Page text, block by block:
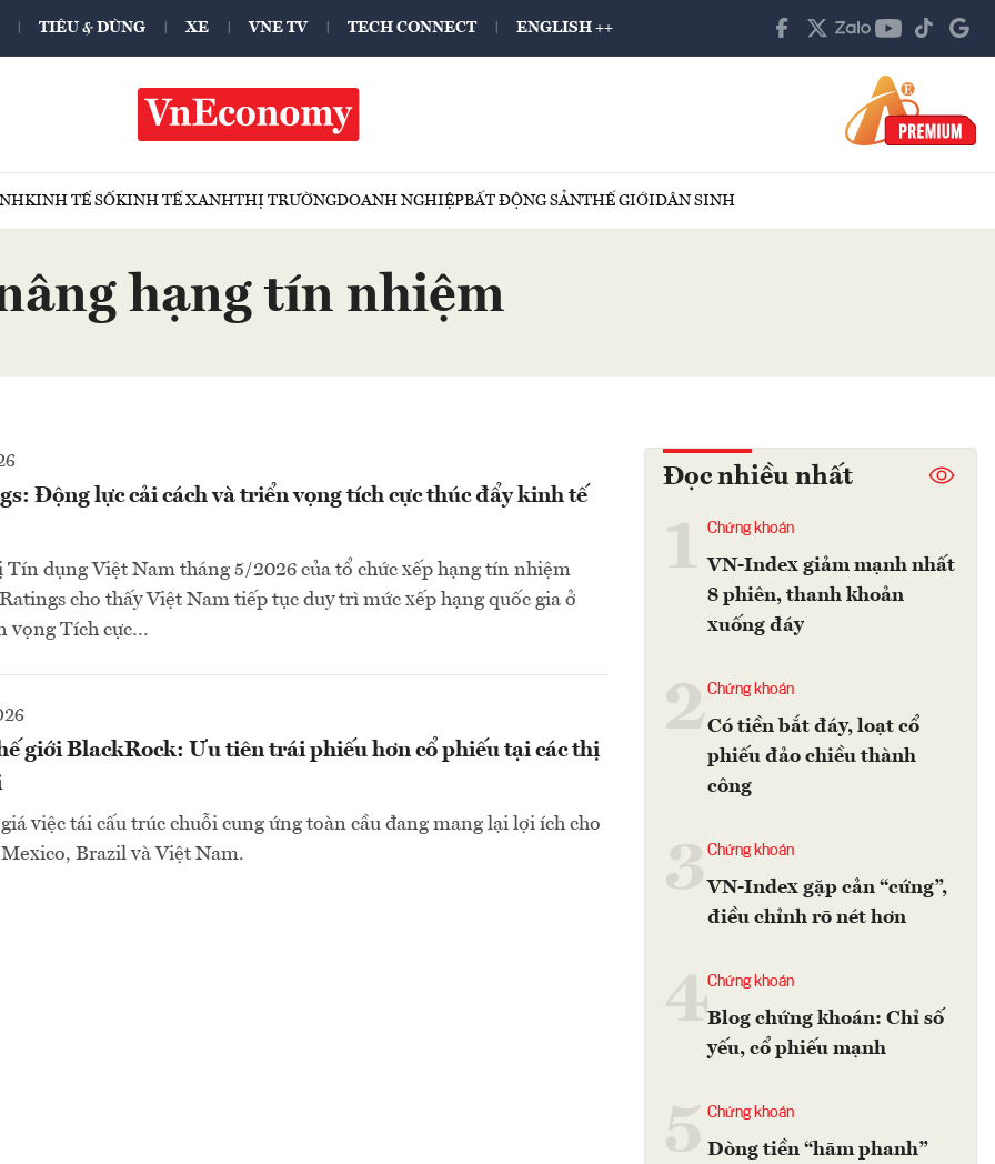
TIÊU & DÙNG XE VNE TV TECH CONNECT ENGLISH ++
KINH TẾ SỐKINH TẾ XANHTHỊ TRƯỜNGDOANH NGHIỆPBẤT ĐỘNG SẢNTHẾ GIỚIDÂN SINH
hạng tín nhiệm
Động lực cải cách và triển vọng tích cực thúc đẩy kinh tế
Tín dụng Việt Nam tháng 5/2026 của tổ chức xếp hạng tín nhiệm
cho thấy Việt Nam tiếp tục duy trì mức xếp hạng quốc gia ở
vọng Tích cực…
giới BlackRock: Ưu tiên trái phiếu hơn cổ phiếu tại các thị
việc tái cấu trúc chuỗi cung ứng toàn cầu đang mang lại lợi ích cho
Brazil và Việt Nam.
Đọc nhiều nhất
Chứng khoán
VN-Index giảm mạnh nhất
8 phiên, thanh khoản
xuống đáy
2Chứng khoán
Có tiền bắt đáy, loạt cổ
phiếu đảo chiều thành
công
Chứng khoán
VN-Index gặp cản “cứng”,
điều chỉnh rõ nét hơn
4Chứng khoán
Blog chứng khoán: Chỉ số
yếu, cổ phiếu mạnh
Chứng khoán
Dòng tiền “hãm phanh”